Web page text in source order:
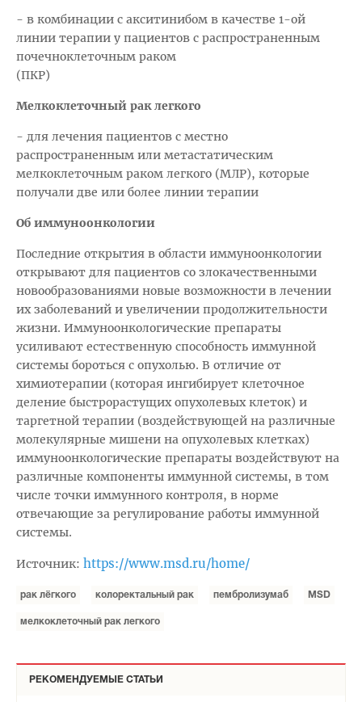
- в комбинации с акситинибом в качестве 1-ой
линии терапии у пациентов с распространенным
почечноклеточным раком
(ПКР)
Мелкоклеточный рак легкого
- для лечения пациентов с местно
распространенным или метастатическим
мелкоклеточным раком легкого (МЛР), которые
получали две или более линии терапии
Об иммуноонкологии
Последние открытия в области иммуноонкологии
открывают для пациентов со злокачественными
новообразованиями новые возможности в лечении
их заболеваний и увеличении продолжительности
жизни. Иммуноонкологические препараты
усиливают естественную способность иммунной
системы бороться с опухолью. В отличие от
химиотерапии (которая ингибирует клеточное
деление быстрорастущих опухолевых клеток) и
таргетной терапии (воздействующей на различные
молекулярные мишени на опухолевых клетках)
иммуноонкологические препараты воздействуют на
различные компоненты иммунной системы, в том
числе точки иммунного контроля, в норме
отвечающие за регулирование работы иммунной
системы.
Источник: https://www.msd.ru/home/
рак лёгкого колоректальный рак пембролизумаб MSD
мелкоклеточный рак легкого
РЕКОМЕНДУЕМЫЕ СТАТЬИ